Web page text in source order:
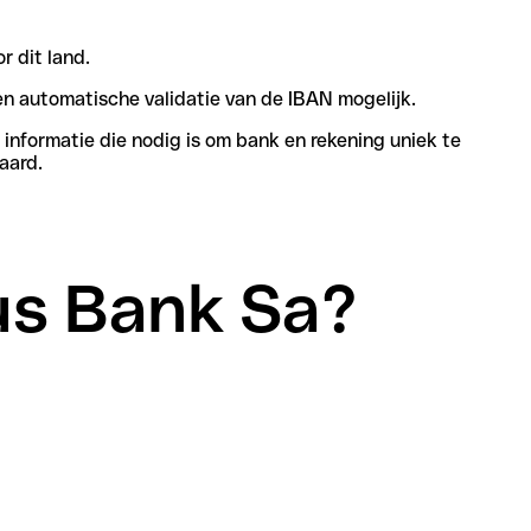
dit land.
automatische validatie van de IBAN mogelijk.
die nodig is om bank en rekening uniek te
Bank Sa?